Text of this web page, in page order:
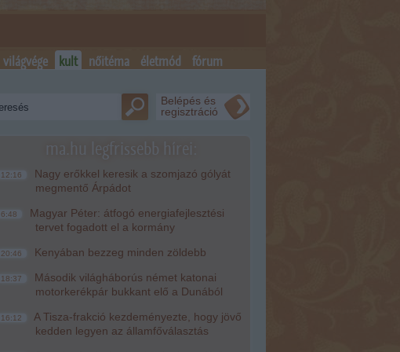
világvége kult nőitéma életmód fórum
Belépés és
regisztráció
ma.hu legfrissebb hírei:
12:16
Nagy erőkkel keresik a szomjazó gólyát
megmentő Árpádot
6:48
Magyar Péter: átfogó energiafejlesztési
tervet fogadott el a kormány
20:46 Kenyában bezzeg minden zöldebb
18:37
Második világháborús német katonai
motorkerékpár bukkant elő a Dunából
16:12
A Tisza-frakció kezdeményezte, hogy jövő
kedden legyen az államfőválasztás